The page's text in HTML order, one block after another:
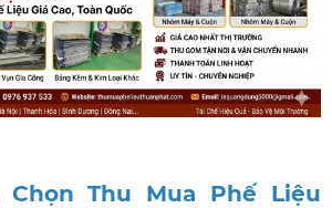
Chọn Thu Mua Phế Liệu